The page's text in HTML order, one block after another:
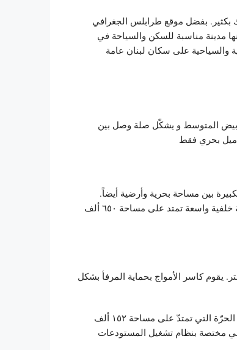
بكثير. بفضل موقع طرابلس الجغرافي
مدينة مناسبة للسكن والسياحة في
والسياحية على سكان لبنان عامة
المتوسط و يشكّل صلة وصل بين
هذه المساحة الكبيرة بين مساحة بحرية وأرضية أيضاً.
بالإضافة إلى رصيف جديد تم إنشاؤه بطول ٦٠٠ متر وعمق ١٥.٢ متر مع منطقة خلفية واسعة تمتد على مساحة ٦٥٠ ألف
يوجد كاسر أمواج رئيسي بطول ١٩٠٠ متر وآخر ثانوي بطول١٣٠٠ متر. يقوم كاسر الأمواج بحماية المرفأ بشكل
نرى في المرفأ ١٣ مخزناً و عشر باحات لتخزين البضائع. بالإضافة إلى المنطقة الحرّة التي تمتدّ على مساحة ١٥٢ ألف
مختصة بنظام تشغيل المستودعات